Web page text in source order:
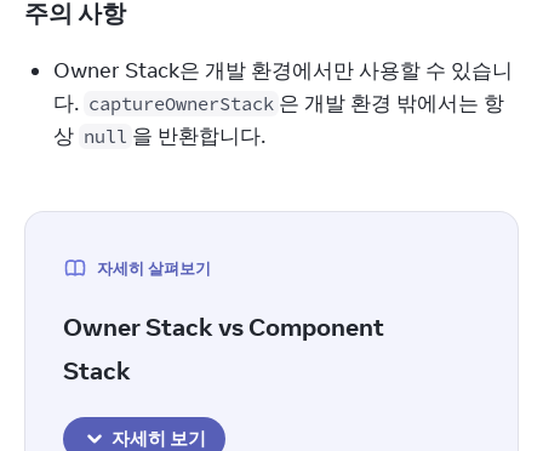
주의 사항
Owner Stack은 개발 환경에서만 사용할 수 있습니
다. captureOwnerStack 은 개발 환경 밖에서는 항
상 null 을 반환합니다.
자세히 살펴보기
Owner Stack vs Component
Stack
자세히 보기